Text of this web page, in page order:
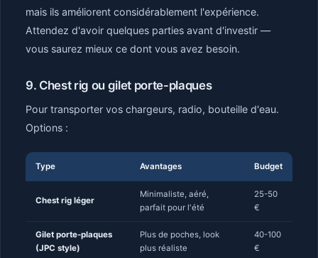
mais ils améliorent considérablement l'expérience.
Attendez d'avoir quelques parties avant d'investir —
vous saurez mieux ce dont vous avez besoin.
9. Chest rig ou gilet porte-plaques
Pour transporter vos chargeurs, radio, bouteille d'eau.
Options :
Type Avantages Budget
Chest rig léger
Minimaliste, aéré,
parfait pour l'été
25-50
€
Gilet porte-plaques
(JPC style)
Plus de poches, look
plus réaliste
40-100
€